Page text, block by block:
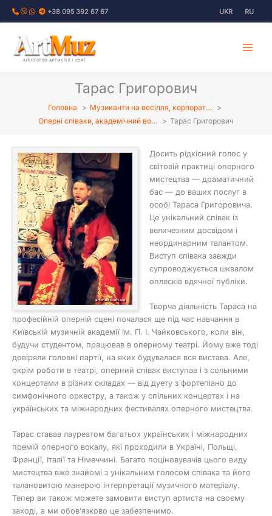
Перейти
+38 095 392 67 67 UKR RU
АГЕНТСТВО АРТИСТІВ І СВЯТ
Тарас Григорович
Головна
Музиканти на весілля, корпорат…
Оперні співаки, академічний во…
Тарас Григорович
Досить рідкісний голос у
світовій практиці оперного
мистецтва — драматичний
бас — до ваших послуг в
особі Тараса Григоровича.
Це унікальний співак із
величезним досвідом і
неординарним талантом.
Виступ співака завжди
супроводжується шквалом
оплесків вдячної публіки.
Творча діяльність Тараса на
професійній оперній сцені почалася ще під час навчання в
Київській музичній академії ім. П. І. Чайковського, коли він,
будучи студентом, працював в оперному театрі. Йому вже тоді
довіряли головні партії, на яких будувалася вся вистава. Але,
окрім роботи в театрі, оперний співак виступав і з сольними
концертами в різних складах — від дуету з фортепіано до
симфонічного оркестру, а також у спільних концертах і на
українських та міжнародних фестивалях оперного мистецтва.
Тарас ставав лауреатом багатьох українських і міжнародних
премій оперного вокалу, які проходили в Україні, Польщі,
Франції, Італії та Німеччині. Багато поціновувачів цього виду
мистецтва вже знайомі з унікальним голосом співака та його
талановитою манерою інтерпретації музичного матеріалу.
Тепер ви також можете замовити виступ артиста на своєму
заході, а ми обов’язково це забезпечимо.